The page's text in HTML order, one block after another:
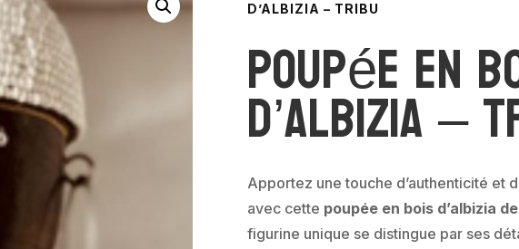
D’ALBIZIA – TRIBU
Poupée en
d’albizia –
Apportez une touche d’authenticité et
avec cette poupée en bois d’albizia
figurine unique se distingue par ses